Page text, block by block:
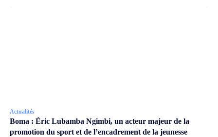
Actualités
Boma : Éric Lubamba Ngimbi, un acteur majeur de la
promotion du sport et de l’encadrement de la jeunesse